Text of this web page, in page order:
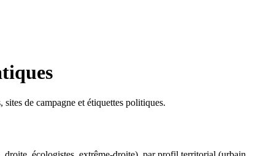
de campagne et étiquettes politiques.